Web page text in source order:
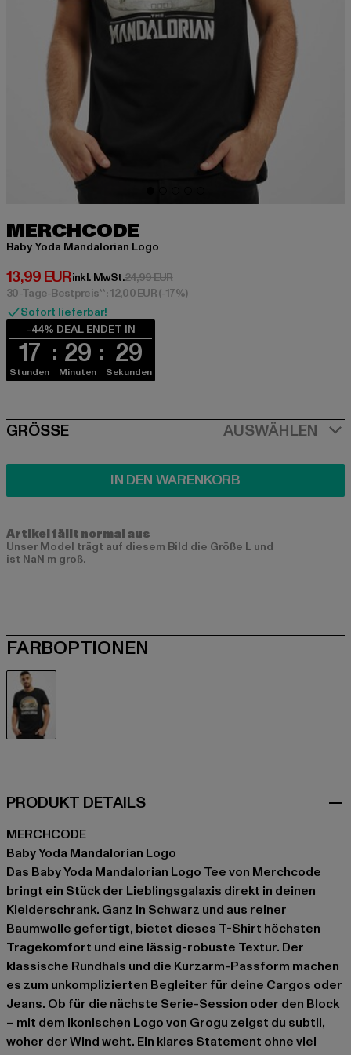
MERCHCODE
Baby Yoda Mandalorian Logo
13,99 EUR
Derzeitiger Preis: 13,99 EUR
inkl. MwSt.24,99 EURAktionspreis: 24,99 EUR
30-Tage-Bestpreis**: 12,00 EUR(-17%)
Sofort lieferbar!
-44% DEAL ENDET IN
17
Stunden
29
Minuten
29
Sekunden
SIZE
GRÖSSE AUSWÄHLEN
IN DEN WARENKORB
Artikel fällt normal aus
Unser Model trägt auf diesem Bild die Größe L und
ist NaN m groß.
FARBOPTIONEN
PRODUKT DETAILS
MERCHCODE
Baby Yoda Mandalorian Logo
Das Baby Yoda Mandalorian Logo Tee von Merchcode
bringt ein Stück der Lieblingsgalaxis direkt in deinen
Kleiderschrank. Ganz in Schwarz und aus reiner
Baumwolle gefertigt, bietet dieses T-Shirt höchsten
Tragekomfort und eine lässig-robuste Textur. Der
klassische Rundhals und die Kurzarm-Passform machen
es zum unkomplizierten Begleiter für deine Cargos oder
Jeans. Ob für die nächste Serie-Session oder den Block
– mit dem ikonischen Logo von Grogu zeigst du subtil,
woher der Wind weht. Ein klares Statement ohne viel